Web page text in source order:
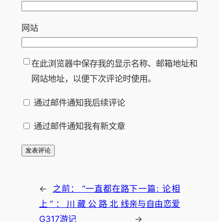
网站
在此浏览器中保存我的显示名称、邮箱地址和
网站地址，以便下次评论时使用。
通过邮件通知我后续评论
通过邮件通知我有新文章
← 之前： “一直都在路
上”：川藏公路北线
G317游记
下一篇:论相
亲与自由恋爱
→